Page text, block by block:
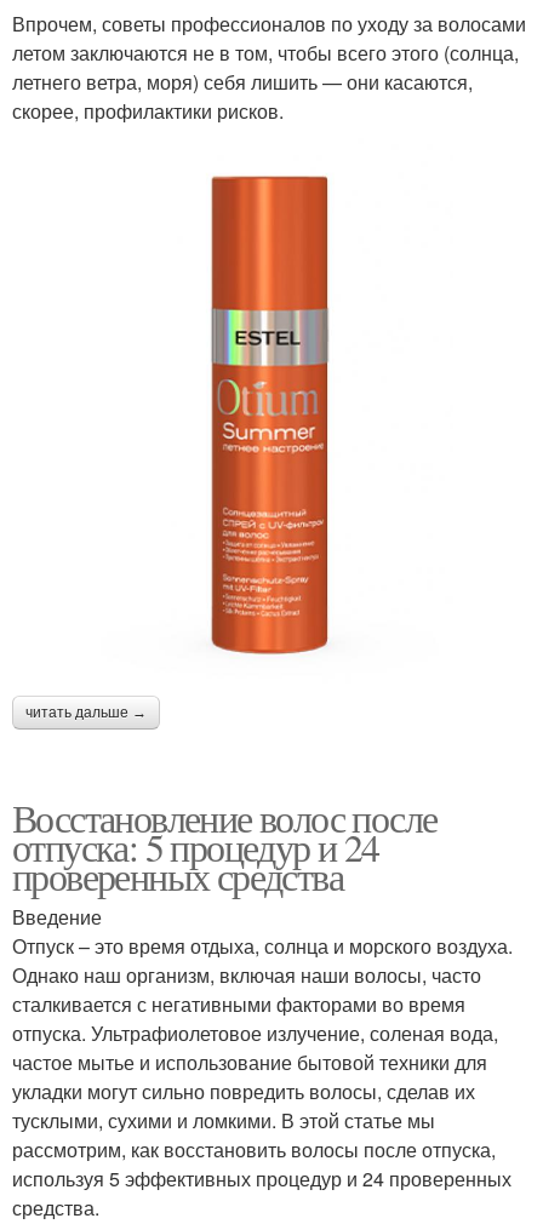
Впрочем, советы профессионалов по уходу за волосами
летом заключаются не в том, чтобы всего этого (солнца,
летнего ветра, моря) себя лишить — они касаются,
скорее, профилактики рисков.
читать дальше →
Восстановление волос после
отпуска: 5 процедур и 24
проверенных средства
Введение
Отпуск – это время отдыха, солнца и морского воздуха.
Однако наш организм, включая наши волосы, часто
сталкивается с негативными факторами во время
отпуска. Ультрафиолетовое излучение, соленая вода,
частое мытье и использование бытовой техники для
укладки могут сильно повредить волосы, сделав их
тусклыми, сухими и ломкими. В этой статье мы
рассмотрим, как восстановить волосы после отпуска,
используя 5 эффективных процедур и 24 проверенных
средства.